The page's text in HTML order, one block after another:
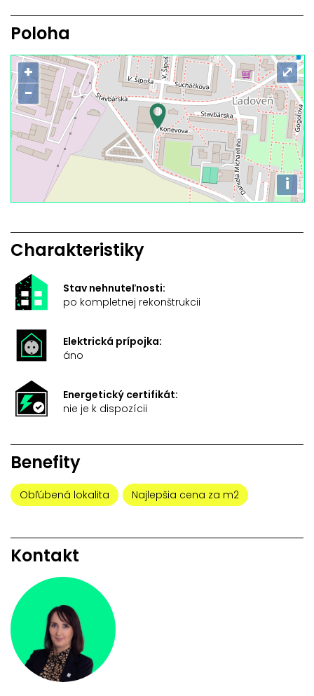
Poloha
+
−
i
⤢
Charakteristiky
Stav nehnuteľnosti:
po kompletnej rekonštrukcii
Elektrická prípojka:
áno
Energetický certifikát:
nie je k dispozícii
Benefity
Obľúbená lokalita Najlepšia cena za m2
Kontakt